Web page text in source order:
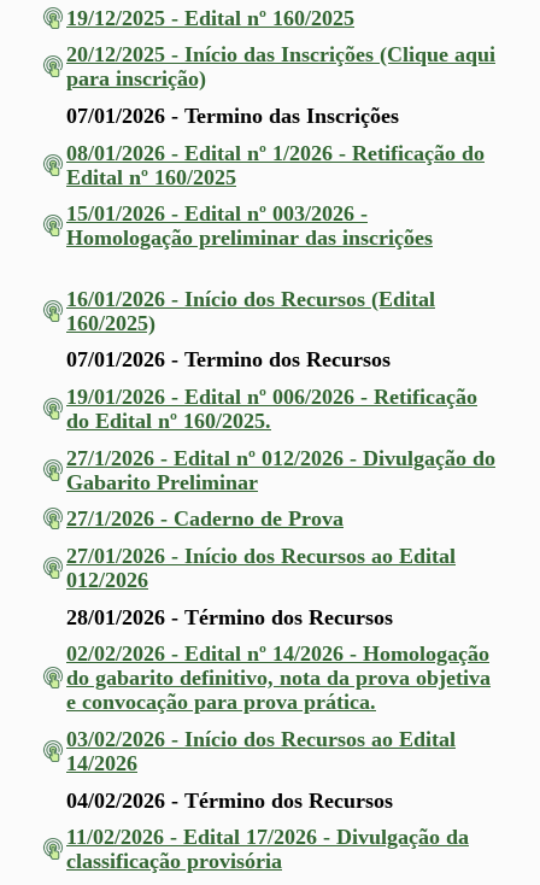
19/12/2025 - Edital nº 160/2025
20/12/2025 - Início das Inscrições (Clique aqui
para inscrição)
07/01/2026 - Termino das Inscrições
08/01/2026 - Edital nº 1/2026 - Retificação do
Edital nº 160/2025
15/01/2026 - Edital nº 003/2026 -
Homologação preliminar das inscrições
16/01/2026 - Início dos Recursos (Edital
160/2025)
07/01/2026 - Termino dos Recursos
19/01/2026 - Edital nº 006/2026 - Retificação
do Edital nº 160/2025.
27/1/2026 - Edital nº 012/2026 - Divulgação do
Gabarito Preliminar
27/1/2026 - Caderno de Prova
27/01/2026 - Início dos Recursos ao Edital
012/2026
28/01/2026 - Término dos Recursos
02/02/2026 - Edital nº 14/2026 - Homologação
do gabarito definitivo, nota da prova objetiva
e convocação para prova prática.
03/02/2026 - Início dos Recursos ao Edital
14/2026
04/02/2026 - Término dos Recursos
11/02/2026 - Edital 17/2026 - Divulgação da
classificação provisória